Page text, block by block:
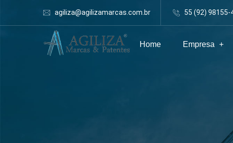
agiliza@agilizamarcas.com.br 55 (92) 98155-
Home Empresa